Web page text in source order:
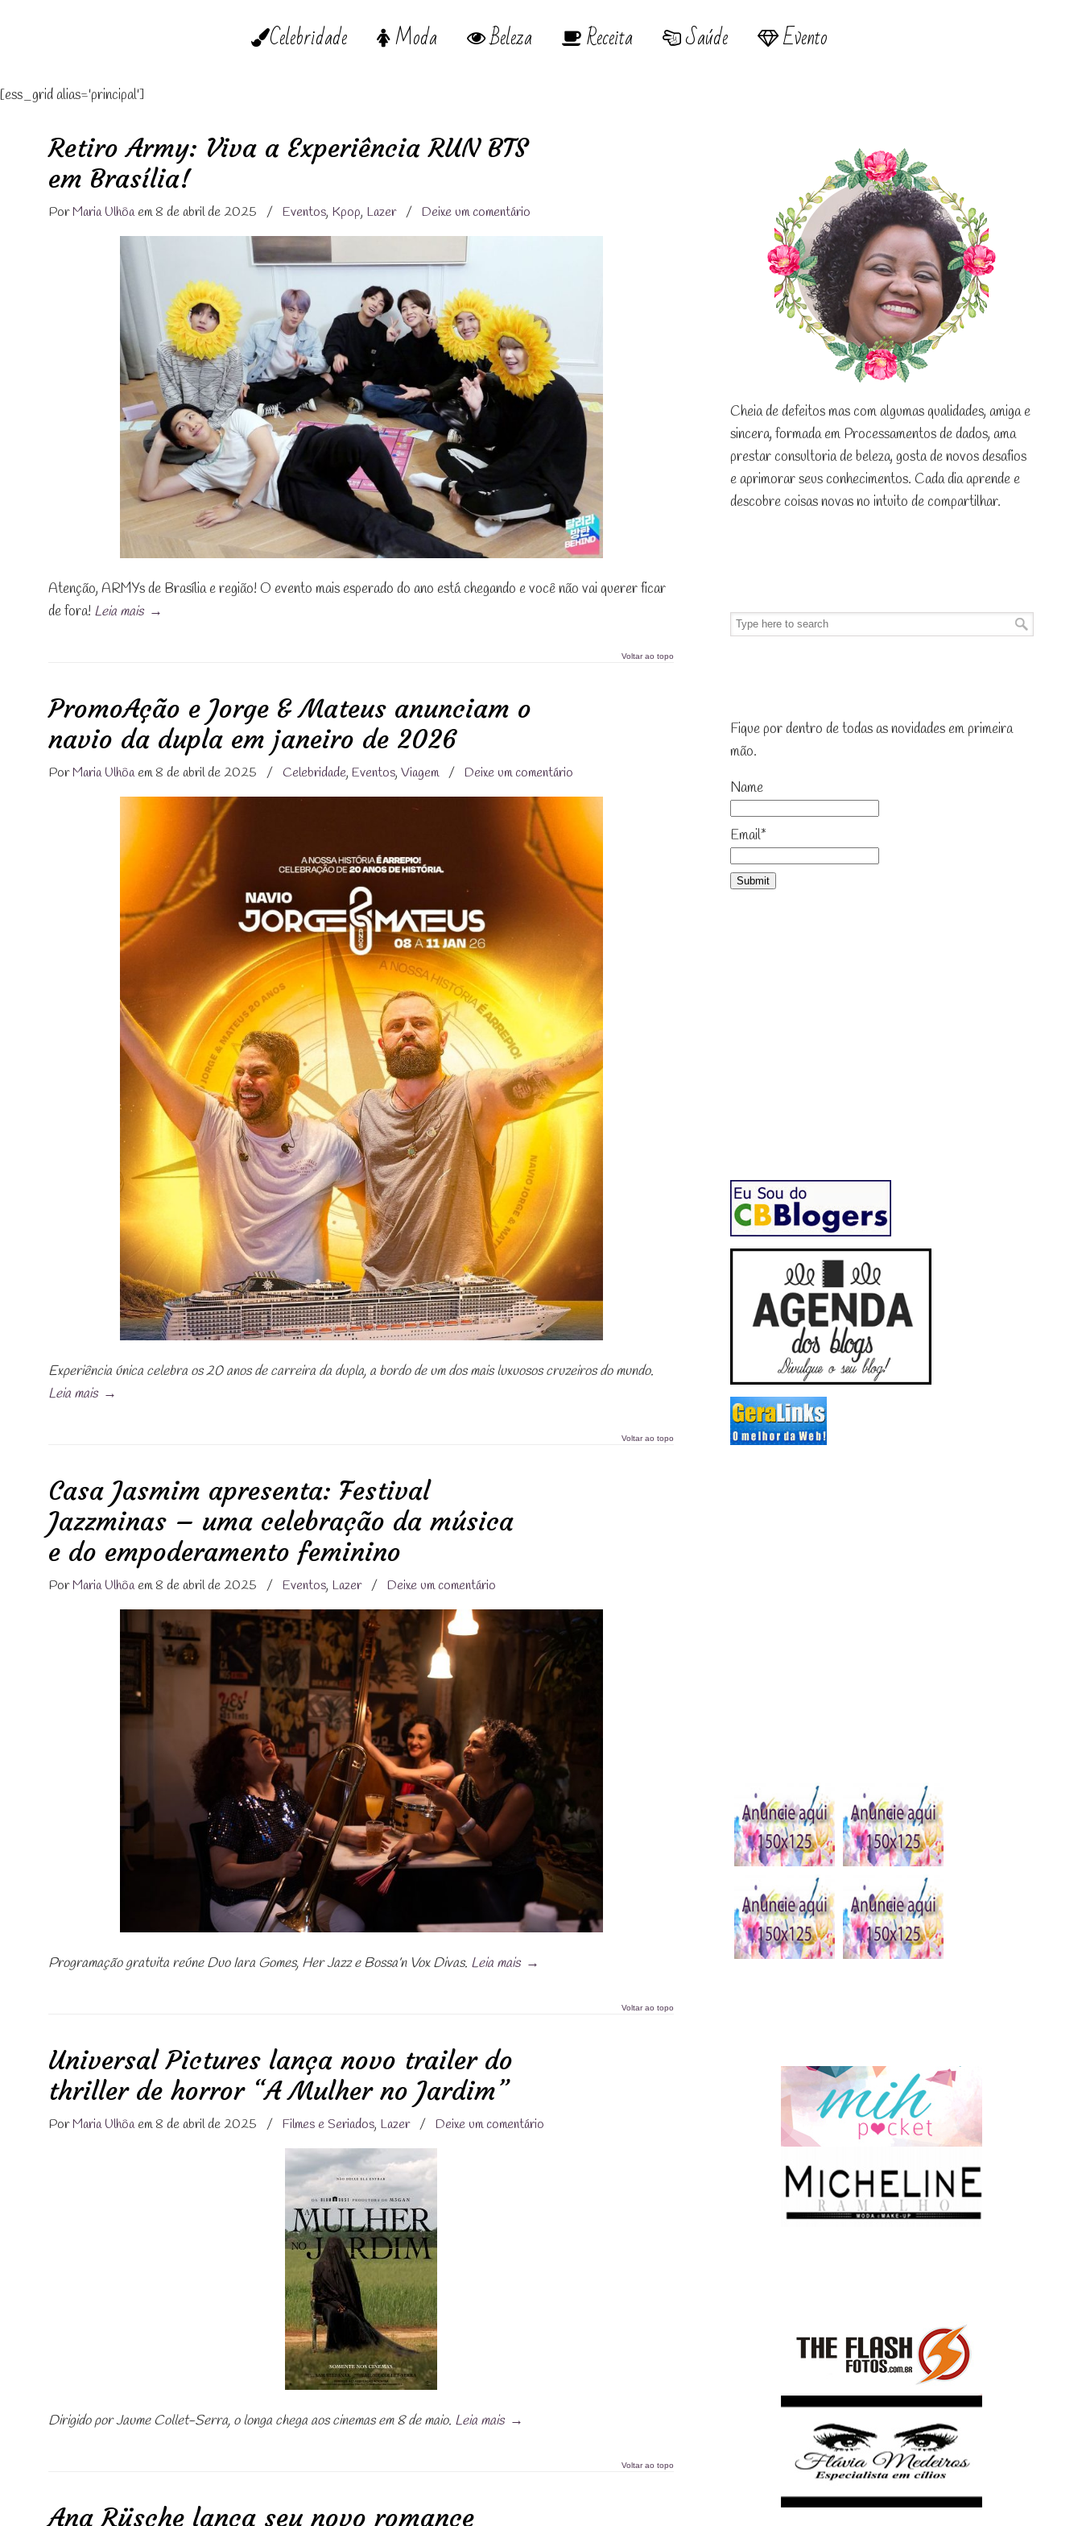
Celebridade Moda Beleza Receita Saúde Evento
[ess_grid alias='principal']
Retiro Army: Viva a Experiência RUN BTS
em Brasília!
PorMaria Ulhôaem 8 de abril de 2025 / Eventos, Kpop, Lazer /Deixe um comentário
Atenção, ARMYs de Brasília e região! O evento mais esperado do ano está chegando e você não vai querer ficar
de fora! Leia mais →
Voltar ao topo
PromoAção e Jorge & Mateus anunciam o
navio da dupla em janeiro de 2026
PorMaria Ulhôaem 8 de abril de 2025 / Celebridade,Eventos,Viagem /Deixe um comentário
Experiência única celebra os 20 anos de carreira da dupla, a bordo de um dos mais luxuosos cruzeiros do mundo.
Leia mais →
Voltar ao topo
Casa Jasmim apresenta: Festival
Jazzminas – uma celebração da música
e do empoderamento feminino
PorMaria Ulhôaem 8 de abril de 2025 / Eventos, Lazer /Deixe um comentário
Programação gratuita reúne Duo Iara Gomes, Her Jazz e Bossa’n Vox Divas. Leia mais →
Voltar ao topo
Universal Pictures lança novo trailer do
thriller de horror “A Mulher no Jardim”
PorMaria Ulhôaem 8 de abril de 2025 / Filmes e Seriados, Lazer /Deixe um comentário
Dirigido por Jaume Collet-Serra, o longa chega aos cinemas em 8 de maio. Leia mais →
Voltar ao topo
Ana Rüsche lança seu novo romance
Cheia de defeitos mas com algumas qualidades, amiga e
sincera, formada em Processamentos de dados, ama
prestar consultoria de beleza, gosta de novos desafios
e aprimorar seus conhecimentos. Cada dia aprende e
descobre coisas novas no intuito de compartilhar.
Fique por dentro de todas as novidades em primeira
mão.
Name
Email*